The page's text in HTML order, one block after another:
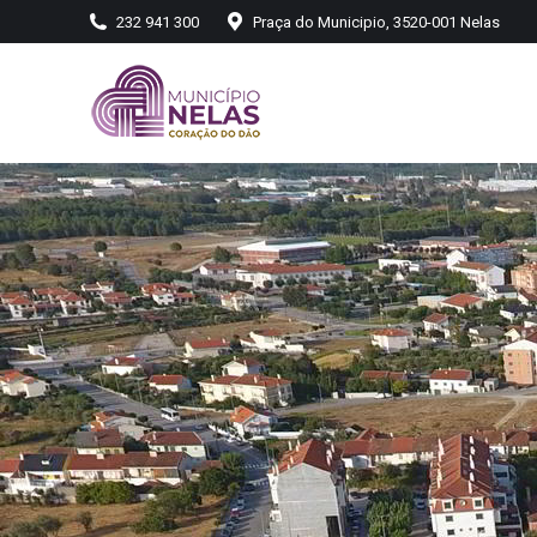
232 941 300 Praça do Municipio, 3520-001 Nelas